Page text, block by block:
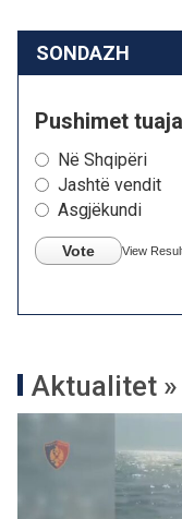
SONDAZH
Pushimet
Në Shqipëri
Jashtë vendit
Asgjëkundi
Vote View
Aktualitet »